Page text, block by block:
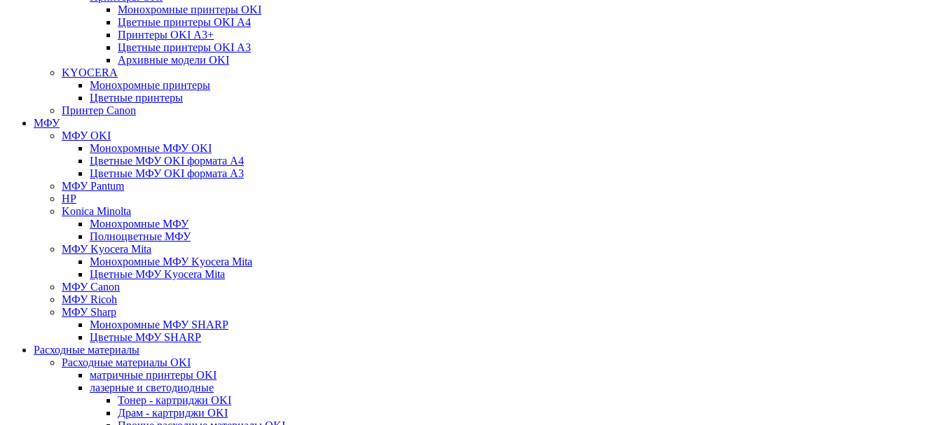
Монохромные принтеры OKI
Цветные принтеры OKI А4
Принтеры OKI А3+
Цветные принтеры OKI А3
Архивные модели OKI
KYOCERA
Монохромные принтеры
Цветные принтеры
Принтер Canon
МФУ
МФУ OKI
Монохромные МФУ OKI
Цветные МФУ OKI формата А4
Цветные МФУ OKI формата А3
МФУ Pantum
HP
Konica Minolta
Монохромные МФУ
Полноцветные МФУ
МФУ Kyocera Mita
Монохромные МФУ Kyocera Mita
Цветные МФУ Kyocera Mita
МФУ Canon
МФУ Ricoh
МФУ Sharp
Монохромные МФУ SHARP
Цветные МФУ SHARP
Расходные материалы
Расходные материалы OKI
матричные принтеры OKI
лазерные и светодиодные
Тонер - картриджи OKI
Драм - картриджи OKI